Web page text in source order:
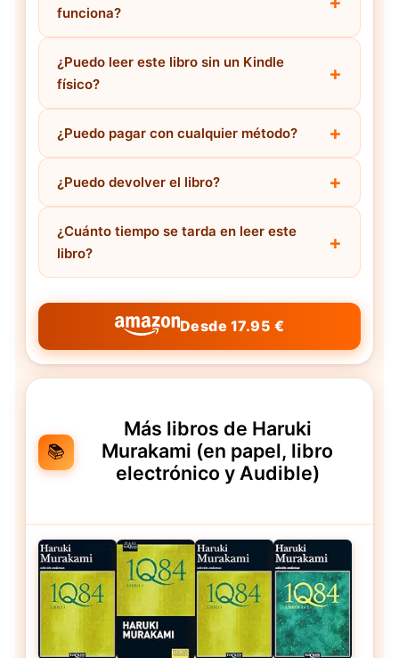
funciona?
¿Puedo leer este libro sin un Kindle
físico?
¿Puedo pagar con cualquier método?
¿Puedo devolver el libro?
¿Cuánto tiempo se tarda en leer este
libro?
Desde 17.95 €
📚
Más libros de Haruki
Murakami (en papel, libro
electrónico y Audible)